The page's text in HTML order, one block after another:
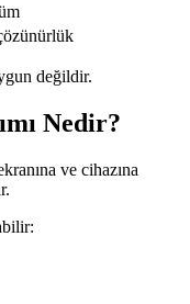
değildir.
Nedir?
ve cihazına